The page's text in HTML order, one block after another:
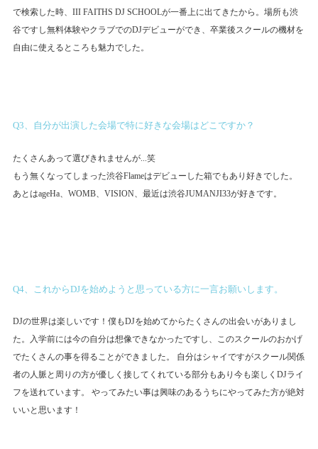
で検索した時、III FAITHS DJ SCHOOLが一番上に出てきたから。場所も渋
谷ですし無料体験やクラブでのDJデビューができ、卒業後スクールの機材を
自由に使えるところも魅力でした。
Q3、自分が出演した会場で特に好きな会場はどこですか？
たくさんあって選びきれませんが...笑
もう無くなってしまった渋谷Flameはデビューした箱でもあり好きでした。
あとはageHa、WOMB、VISION、最近は渋谷JUMANJI33が好きです。
Q4、これからDJを始めようと思っている方に一言お願いします。
DJの世界は楽しいです！僕もDJを始めてからたくさんの出会いがありまし
た。入学前には今の自分は想像できなかったですし、このスクールのおかげ
でたくさんの事を得ることができました。 自分はシャイですがスクール関係
者の人脈と周りの方が優しく接してくれている部分もあり今も楽しくDJライ
フを送れています。 やってみたい事は興味のあるうちにやってみた方が絶対
いいと思います！